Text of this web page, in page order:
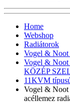
Home
Webshop
Radiátorok
Vogel & Noot
Vogel &
KÖZÉP
11KVM
Vogel & Noot
acéllemez